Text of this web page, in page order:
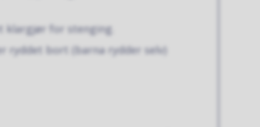
klargjør for stenging.
ryddet bort (barna rydder selv)